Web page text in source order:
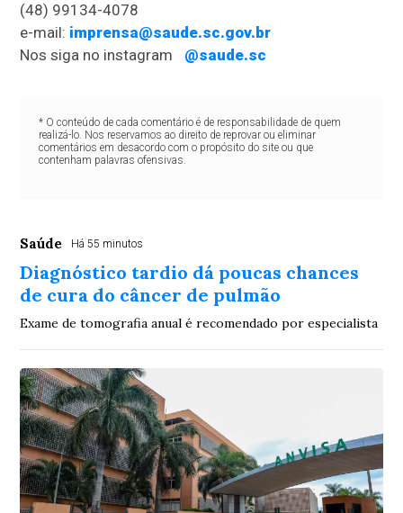
(48) 99134-4078
e-mail: imprensa@saude.sc.gov.br
Nos siga no instagram
@saude.sc
* O conteúdo de cada comentário é de responsabilidade de quem
realizá-lo. Nos reservamos ao direito de reprovar ou eliminar
comentários em desacordo com o propósito do site ou que
contenham palavras ofensivas.
Saúde Há 55 minutos
Diagnóstico tardio dá poucas chances
de cura do câncer de pulmão
Exame de tomografia anual é recomendado por especialista